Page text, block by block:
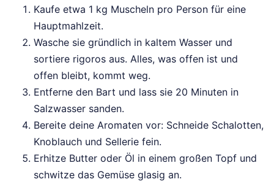
Kaufe etwa 1 kg Muscheln pro Person für eine
Hauptmahlzeit.
Wasche sie gründlich in kaltem Wasser und
sortiere rigoros aus. Alles, was offen ist und
offen bleibt, kommt weg.
Entferne den Bart und lass sie 20 Minuten in
Salzwasser sanden.
Bereite deine Aromaten vor: Schneide Schalotten,
Knoblauch und Sellerie fein.
Erhitze Butter oder Öl in einem großen Topf und
schwitze das Gemüse glasig an.